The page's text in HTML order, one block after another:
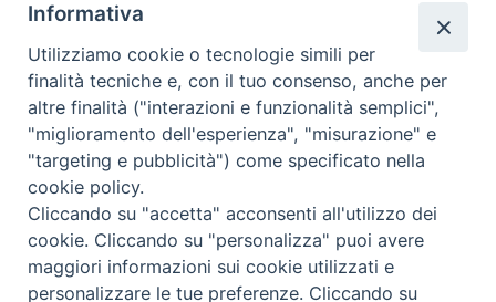
TV 2000
Diocesi di Ivrea
Informativa
Utilizziamo cookie o tecnologie simili per
finalità tecniche e, con il tuo consenso, anche per
altre finalità ("interazioni e funzionalità semplici",
"miglioramento dell'esperienza", "misurazione" e
"targeting e pubblicità") come specificato nella
cookie policy.
Cliccando su "accetta" acconsenti all'utilizzo dei
cookie. Cliccando su "personalizza" puoi avere
maggiori informazioni sui cookie utilizzati e
personalizzare le tue preferenze. Cliccando su